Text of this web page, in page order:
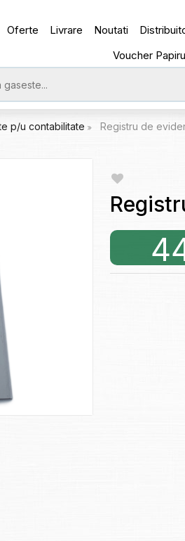
Oferte Livrare Noutati
Voucher
p/u contabilitate Registru de